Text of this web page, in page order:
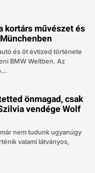
kortárs művészet és
és öt évtized története
BMW Weltben. Az
önmagad, csak
vendége Wolf
nem tudunk ugyanúgy
valami látványos,